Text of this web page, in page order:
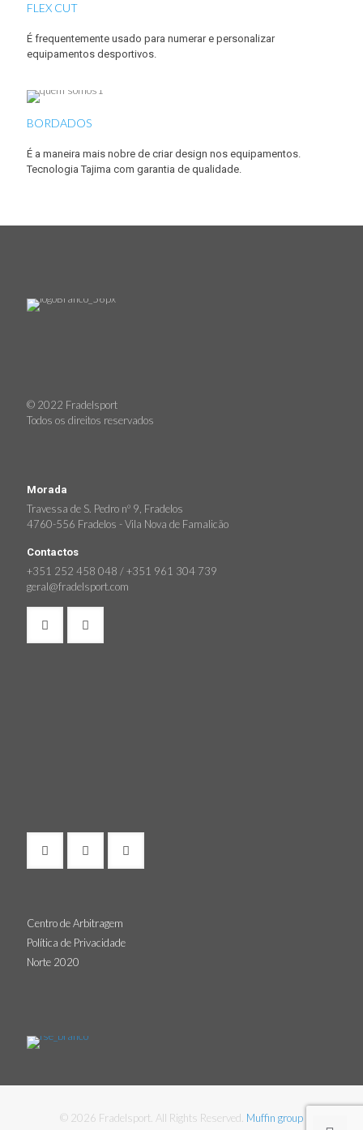
FLEX CUT
É frequentemente usado para numerar e personalizar
equipamentos desportivos.
BORDADOS
É a maneira mais nobre de criar design nos equipamentos.
Tecnologia Tajima com garantia de qualidade.
© 2022 Fradelsport
Todos os direitos reservados
Morada
Travessa de S. Pedro nº 9, Fradelos
4760-556 Fradelos - Vila Nova de Famalicão
Contactos
+351 252 458 048 / +351 961 304 739
geral@fradelsport.com
Centro de Arbitragem
Política de Privacidade
Norte 2020
© 2026 Fradelsport. All Rights Reserved. Muffin group